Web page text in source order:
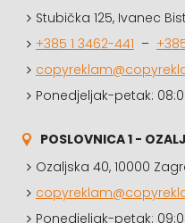
Stubička 125, Ivanec
+385 1 3462-441 –
Ponedjeljak-petak:
POSLOVNICA 1 -
Ozaljska 40, 10000
Ponedjeljak-petak: